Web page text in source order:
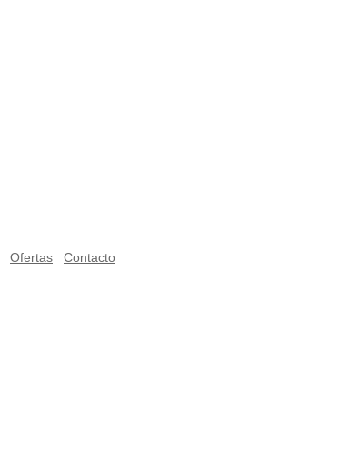
Ofertas Contacto